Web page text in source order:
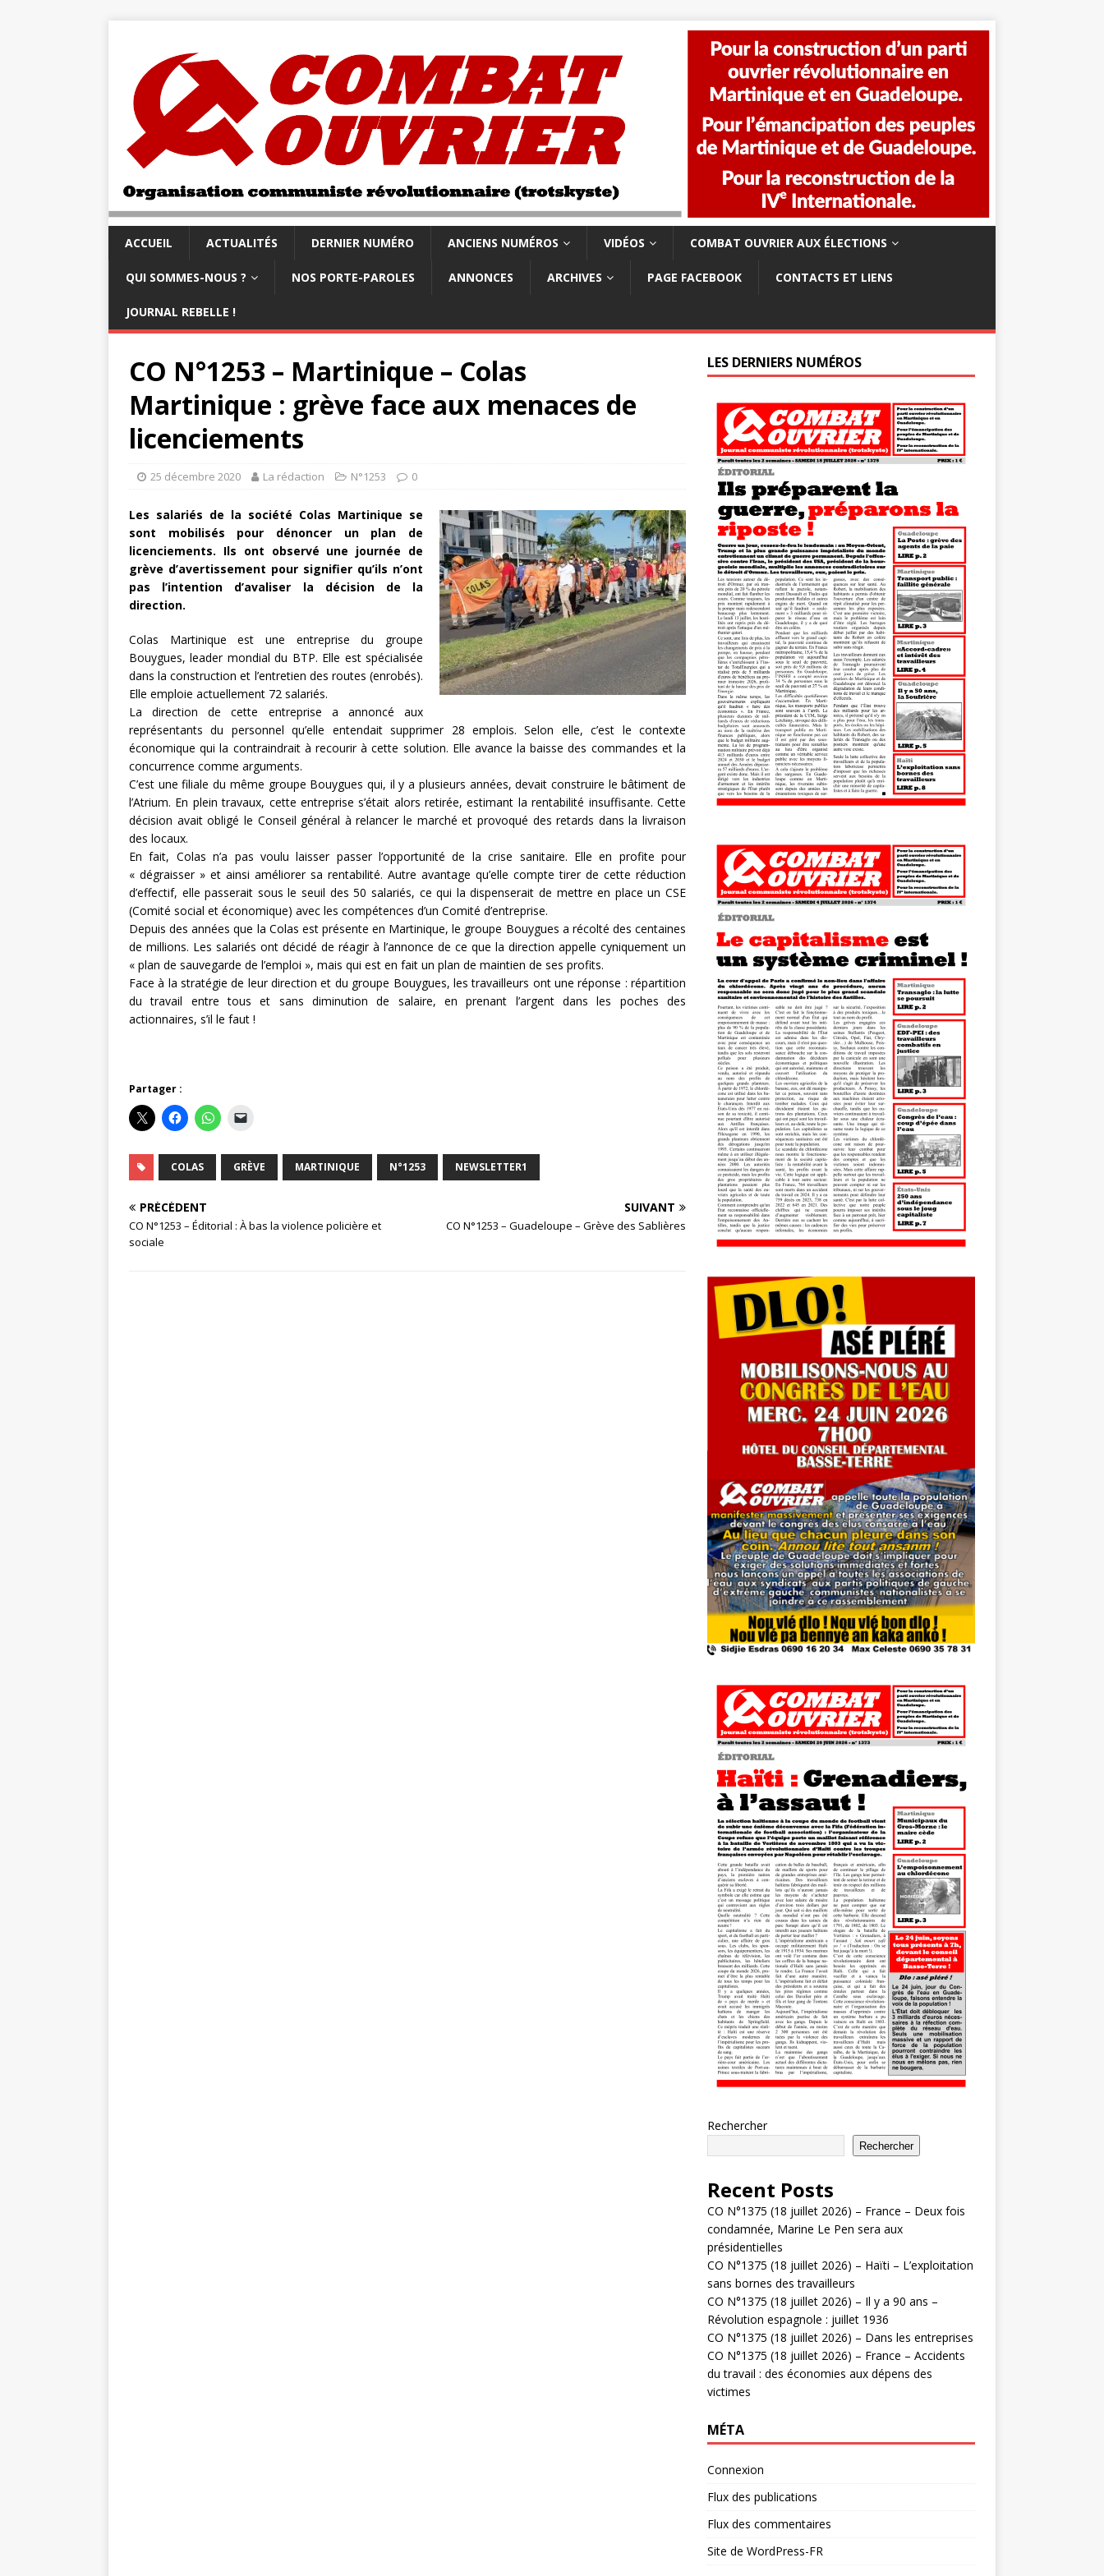
ACCUEIL ACTUALITÉS DERNIER NUMÉRO ANCIENS NUMÉROS VIDÉOS COMBAT OUVRIER AUX ÉLECTIONS
QUI SOMMES-NOUS ? NOS PORTE-PAROLES ANNONCES ARCHIVES PAGE FACEBOOK CONTACTS ET LIENS
JOURNAL REBELLE !
CO N°1253 – Martinique – Colas
Martinique : grève face aux menaces de
licenciements
25 décembre 2020 La rédaction N°1253 0
Les salariés de la société Colas Martinique se
sont mobilisés pour dénoncer un plan de
licenciements. Ils ont observé une journée de
grève d’avertissement pour signifier qu’ils n’ont
pas l’intention d’avaliser la décision de la
direction.
Colas Martinique est une entreprise du groupe
Bouygues, leader mondial du BTP. Elle est spécialisée
dans la construction et l’entretien des routes (enrobés).
Elle emploie actuellement 72 salariés.
La direction de cette entreprise a annoncé aux
représentants du personnel qu’elle entendait supprimer 28 emplois. Selon elle, c’est le contexte
économique qui la contraindrait à recourir à cette solution. Elle avance la baisse des commandes et la
concurrence comme arguments.
C’est une filiale du même groupe Bouygues qui, il y a plusieurs années, devait construire le bâtiment de
l’Atrium. En plein travaux, cette entreprise s’était alors retirée, estimant la rentabilité insuffisante. Cette
décision avait obligé le Conseil général à relancer le marché et provoqué des retards dans la livraison
des locaux.
En fait, Colas n’a pas voulu laisser passer l’opportunité de la crise sanitaire. Elle en profite pour
« dégraisser » et ainsi améliorer sa rentabilité. Autre avantage qu’elle compte tirer de cette réduction
d’effectif, elle passerait sous le seuil des 50 salariés, ce qui la dispenserait de mettre en place un CSE
(Comité social et économique) avec les compétences d’un Comité d’entreprise.
Depuis des années que la Colas est présente en Martinique, le groupe Bouygues a récolté des centaines
de millions. Les salariés ont décidé de réagir à l’annonce de ce que la direction appelle cyniquement un
« plan de sauvegarde de l’emploi », mais qui est en fait un plan de maintien de ses profits.
Face à la stratégie de leur direction et du groupe Bouygues, les travailleurs ont une réponse : répartition
du travail entre tous et sans diminution de salaire, en prenant l’argent dans les poches des
actionnaires, s’il le faut !
Partager :
COLAS GRÈVE MARTINIQUE N°1253 NEWSLETTER1
PRÉCÉDENT
CO N°1253 – Éditorial : À bas la violence policière et
sociale
SUIVANT
CO N°1253 – Guadeloupe – Grève des Sablières
LES DERNIERS NUMÉROS
Rechercher
Rechercher
Recent Posts
CO N°1375 (18 juillet 2026) – France – Deux fois
condamnée, Marine Le Pen sera aux
présidentielles
CO N°1375 (18 juillet 2026) – Haïti – L’exploitation
sans bornes des travailleurs
CO N°1375 (18 juillet 2026) – Il y a 90 ans –
Révolution espagnole : juillet 1936
CO N°1375 (18 juillet 2026) – Dans les entreprises
CO N°1375 (18 juillet 2026) – France – Accidents
du travail : des économies aux dépens des
victimes
MÉTA
Connexion
Flux des publications
Flux des commentaires
Site de WordPress-FR